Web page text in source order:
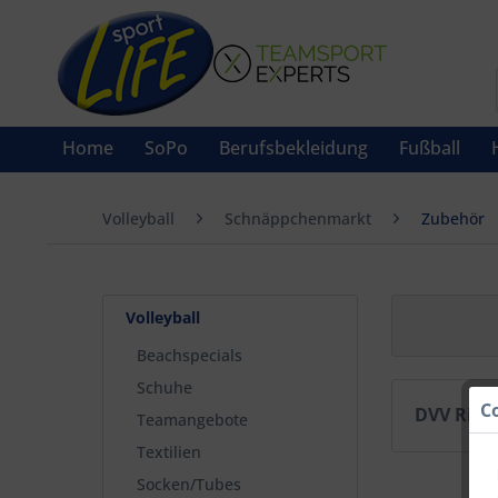
Home SoPo Berufsbekleidung Fußball
Volleyball Schnäppchenmarkt Zubehör
Volleyball
Beachspecials
Schuhe
Teamangebote
Textilien
Socken/Tubes
DVV